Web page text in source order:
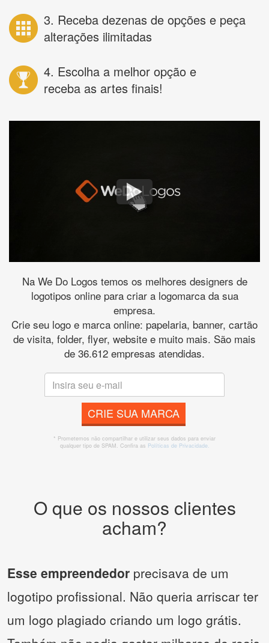
3. Receba dezenas de opções e peça
alterações ilimitadas
4. Escolha a melhor opção e
receba as artes finais!
Na We Do Logos temos os melhores designers de
logotipos online para criar a logomarca da sua
empresa.
Crie seu logo e marca online: papelaria, banner, cartão
de visita, folder, flyer, website e muito mais. São mais
de 36.612 empresas atendidas.
CRIE SUA MARCA
* Prometemos não compartilhar e utilizar seus dados para enviar
qualquer tipo de SPAM. Confira as Políticas de Privacidade.
O que os nossos clientes
acham?
Esse empreendedor precisava de um
logotipo profissional. Não queria arriscar ter
um logo plagiado criando um logo grátis.